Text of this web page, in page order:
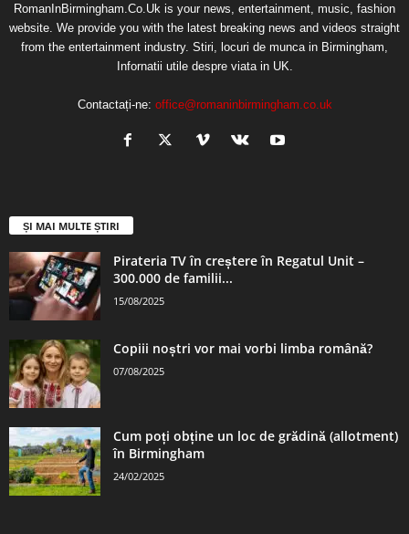
RomanInBirmingham.Co.Uk is your news, entertainment, music, fashion
website. We provide you with the latest breaking news and videos straight
from the entertainment industry. Stiri, locuri de munca in Birmingham,
Infornatii utile despre viata in UK.
Contactați-ne: office@romaninbirmingham.co.uk
ȘI MAI MULTE ȘTIRI
Pirateria TV în creștere în Regatul Unit –
300.000 de familii...
15/08/2025
Copiii noștri vor mai vorbi limba română?
07/08/2025
Cum poți obține un loc de grădină (allotment)
în Birmingham
24/02/2025